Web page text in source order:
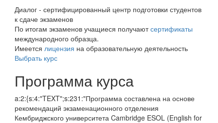
Диалог - сертифицирован­ный центр подготовки студентов
к сдаче экзаменов
По итогам экзаменов учащиеся получаютсертификаты
международного образца.
Имеется лицензия на образовательную деятельность
Выбрать курс
Программа курса
a:2:{s:4:"TEXT";s:231:"Программа составлена на основе
рекомендаций экзаменационного отделения
Кембриджского университета Cambridge ESOL (English for